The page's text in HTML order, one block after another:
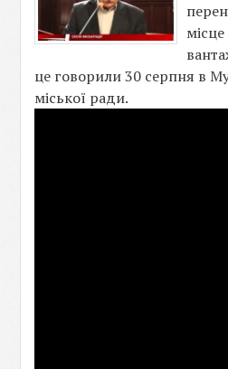
місце
це говорили 30 серпня в
міської ради.